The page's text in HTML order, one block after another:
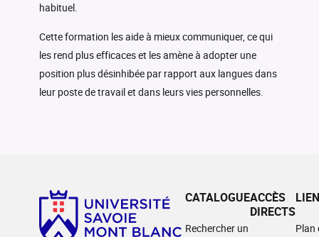
habituel.
Cette formation les aide à mieux communiquer, ce qui
les rend plus efficaces et les amène à adopter une
position plus désinhibée par rapport aux langues dans
leur poste de travail et dans leurs vies personnelles.
CATALOGUE
Rechercher un
ACCÈS
DIRECTS
Plan